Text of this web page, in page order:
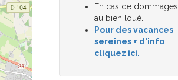
En cas de dommages
au bien loué.
Pour des vacances
sereines + d'info
cliquez ici.